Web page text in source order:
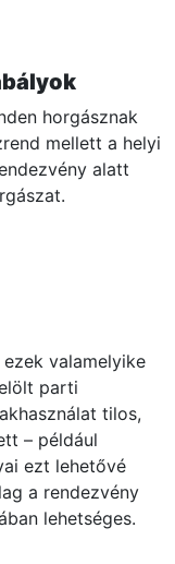
horgásznak
mellett a helyi
alatt
valamelyike
parti
tilos,
– például
ezt lehetővé
a rendezvény
lehetséges.